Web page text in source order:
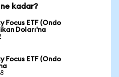
kadar?
Focus ETF (Ondo
Doları'na
Focus ETF (Ondo